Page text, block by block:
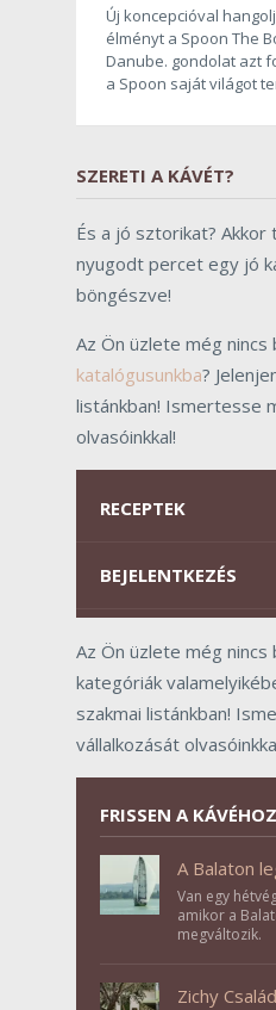
Új koncepcióval
élményt a Spoon The
Danube. gondolat azt
a Spoon saját világot
SZERETI A KÁVÉT?
És a jó sztorikat? Akkor
nyugodt percet egy jó
böngészve!
Az Ön üzlete még
katalógusunkba?
listánkban! Ismertesse
olvasóinkkal!
RECEPTEK
BEJELENTKEZÉS
Az Ön üzlete még
kategóriák
szakmai listánkban!
vállalkozását
FRISSEN A
A Balaton
Van egy
amikor a
megváltozik.
Zichy